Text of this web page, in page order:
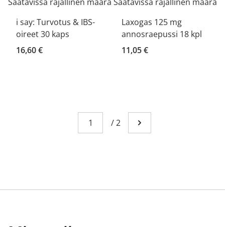
i say: Turvotus & IBS-
oireet 30 kaps
16,60 €
Laxogas 125 mg
annosraepussi 18 kpl
11,05 €
Sivu
You're currently reading page 1
/2 Mene seuraavalle